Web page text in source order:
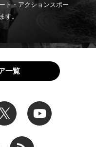
ト・アクションスポー
す。
一覧